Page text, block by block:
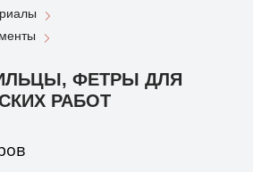
ФЕТРЫ ДЛЯ
РАБОТ